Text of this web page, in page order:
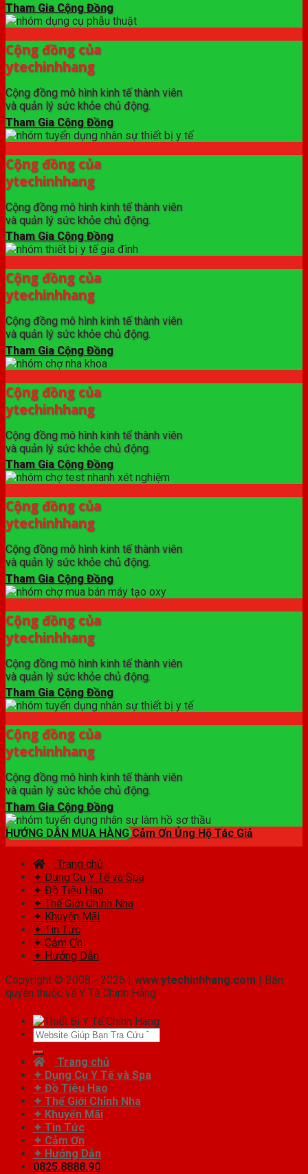
Tham Gia Cộng Đồng
Cộng đồng của
ytechinhhang
Cộng đồng mô hình kinh tế thành viên
và quản lý sức khỏe chủ động.
Tham Gia Cộng Đồng
Cộng đồng của
ytechinhhang
Cộng đồng mô hình kinh tế thành viên
và quản lý sức khỏe chủ động.
Tham Gia Cộng Đồng
Cộng đồng của
ytechinhhang
Cộng đồng mô hình kinh tế thành viên
và quản lý sức khỏe chủ động.
Tham Gia Cộng Đồng
Cộng đồng của
ytechinhhang
Cộng đồng mô hình kinh tế thành viên
và quản lý sức khỏe chủ động.
Tham Gia Cộng Đồng
Cộng đồng của
ytechinhhang
Cộng đồng mô hình kinh tế thành viên
và quản lý sức khỏe chủ động.
Tham Gia Cộng Đồng
Cộng đồng của
ytechinhhang
Cộng đồng mô hình kinh tế thành viên
và quản lý sức khỏe chủ động.
Tham Gia Cộng Đồng
Cộng đồng của
ytechinhhang
Cộng đồng mô hình kinh tế thành viên
và quản lý sức khỏe chủ động.
Tham Gia Cộng Đồng
HƯỚNG DẪN MUA HÀNG Cảm Ơn Ủng Hộ Tác Giả
Trang chủ
✦ Dụng Cụ Y Tế và Spa
✦ Đồ Tiêu Hao
✦ Thế Giới Chỉnh Nha
✦ Khuyến Mãi
✦ Tin Tức
✦ Cảm Ơn
✦ Hướng Dẫn
Copyright © 2008 - 2026 | www.ytechinhhang.com | Bản
quyền thuộc về Y Tế Chính Hãng
Tìm
kiếm:
Trang chủ
✦ Dụng Cụ Y Tế và Spa
✦ Đồ Tiêu Hao
✦ Thế Giới Chỉnh Nha
✦ Khuyến Mãi
✦ Tin Tức
✦ Cảm Ơn
✦ Hướng Dẫn
0825.8888.90